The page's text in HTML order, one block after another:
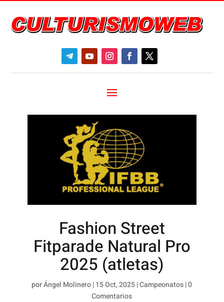
Fashion Street
Fitparade Natural Pro
2025 (atletas)
porÁngel Molinero|15 Oct, 2025|Campeonatos|0
Comentarios